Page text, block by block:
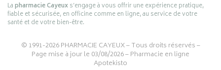
Lapharmacie Cayeuxs’engage à vous offrir une expérience pratique,
fiable et sécurisée, en officine comme en ligne, au service de votre
santé et de votre bien-être.
© 1991-2026PHARMACIE CAYEUX– Tous droits réservés –
Page mise à jour le 03/08/2026 –Pharmacie en ligne
Apotekisto